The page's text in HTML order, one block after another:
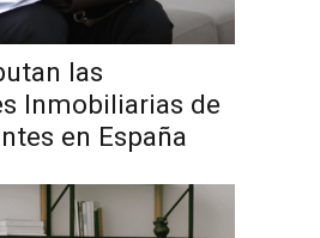
las
Inmobiliarias de
en España